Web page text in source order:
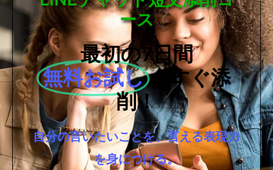
ース
最初の7日間
無料お試し 今すぐ添
削！
自分の言いたいことを、言える表現力
を身につける。